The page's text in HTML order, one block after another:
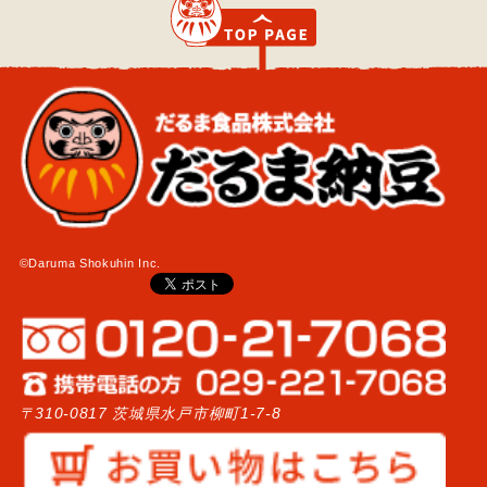
©Daruma Shokuhin Inc.
〒310-0817 茨城県水戸市柳町1-7-8